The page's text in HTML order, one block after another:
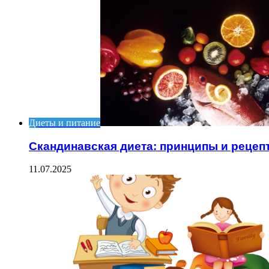
Диеты и питание
Скандинавская диета: принципы и
11.07.2025